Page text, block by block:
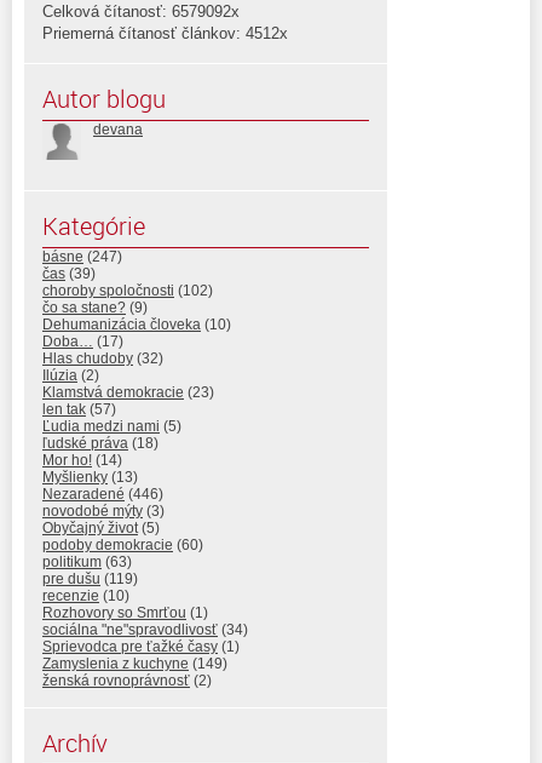
Celková čítanosť: 6579092x
Priemerná čítanosť článkov: 4512x
Autor blogu
devana
Kategórie
básne (247)
čas (39)
choroby spoločnosti (102)
čo sa stane? (9)
Dehumanizácia človeka (10)
Doba…
(17)
Hlas chudoby (32)
Ilúzia (2)
Klamstvá demokracie (23)
len tak (57)
Ľudia medzi nami (5)
ľudské práva (18)
Mor ho! (14)
Myšlienky (13)
Nezaradené (446)
novodobé mýty (3)
Obyčajný život (5)
podoby demokracie (60)
politikum (63)
pre dušu (119)
recenzie (10)
Rozhovory so Smrťou (1)
sociálna "ne"spravodlivosť (34)
Sprievodca pre ťažké časy (1)
Zamyslenia z kuchyne (149)
ženská rovnoprávnosť (2)
Archív